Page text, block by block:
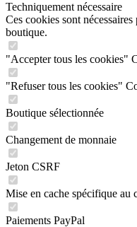
Techniquement nécessaire
Ces cookies sont
boutique.
"Accepter tous les cookies"
"Refuser tous les cookies"
Boutique sélectionnée
Changement de monnaie
Jeton CSRF
Mise en cache spécifique au
Paiements PayPal